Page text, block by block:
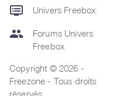
dvr Univers Freebox
group
Forums Univers
Freebox
Copyright © 2026 -
Freezone - Tous droits
réservés.